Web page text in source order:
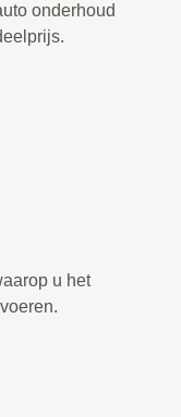
onderhoud
u het